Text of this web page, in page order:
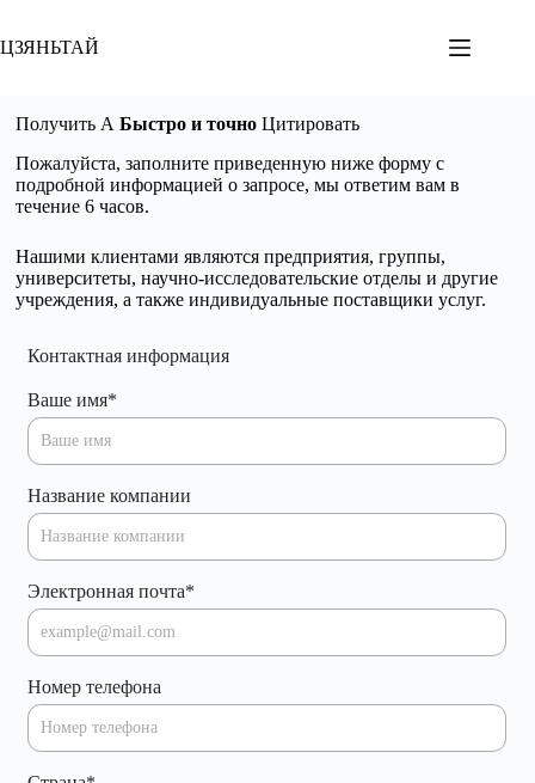
содержанию
ЦЗЯНЬТАЙ
Получить AБыстро и точно Цитировать
Пожалуйста, заполните приведенную ниже форму с
подробной информацией о запросе, мы ответим вам в
течение 6 часов.
Нашими клиентами являются предприятия, группы,
университеты, научно-исследовательские отделы и другие
учреждения, а также индивидуальные поставщики услуг.
Контактная информация
Ваше имя*
Название компании
Электронная почта*
Номер телефона